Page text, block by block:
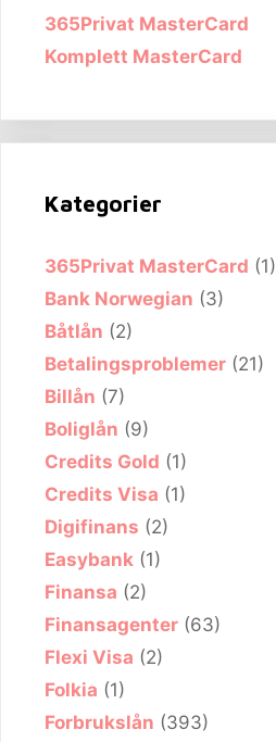
365Privat MasterCard
Komplett MasterCard
Kategorier
365Privat MasterCard (1)
Bank Norwegian (3)
Båtlån (2)
Betalingsproblemer (21)
Billån (7)
Boliglån (9)
Credits Gold (1)
Credits Visa (1)
Digifinans (2)
Easybank (1)
Finansa (2)
Finansagenter (63)
Flexi Visa (2)
Folkia (1)
Forbrukslån (393)